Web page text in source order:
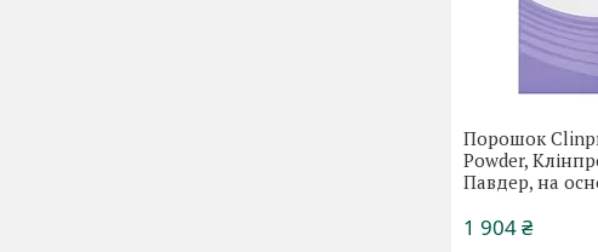
Порошок
Powder,
Павдер, на
1 904 ₴